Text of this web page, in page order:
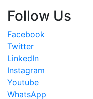
Follow Us
Facebook
Twitter
LinkedIn
Instagram
Youtube
WhatsApp